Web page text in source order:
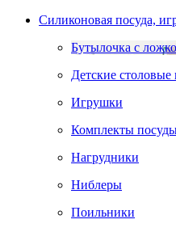
Силиконовая посуда,
Бутылочка с
Детские
Игрушки
Комплекты
Нагрудники
Ниблеры
Поильники